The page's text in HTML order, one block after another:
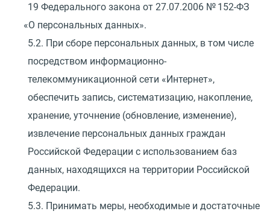
19 Федерального закона от 27.07.2006 № 152-ФЗ
«О персональных данных».
5.2. При сборе персональных данных, в том числе
посредством информационно-
телекоммуникационной сети « Интернет»,
обеспечить запись, систематизацию, накопление,
хранение, уточнение (обновление, изменение),
извлечение персональных данных граждан
Российской Федерации с использованием баз
данных, находящихся на территории Российской
Федерации.
5.3. Принимать меры, необходимые и достаточные